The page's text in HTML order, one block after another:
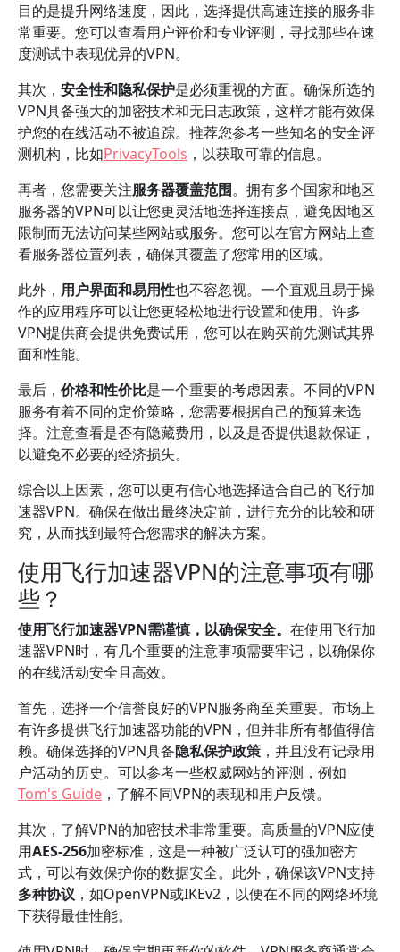
目的是提升网络速度，因此，选择提供高速连接的服务非
常重要。您可以查看用户评价和专业评测，寻找那些在速
度测试中表现优异的VPN。
其次， 安全性和隐私保护是必须重视的方面。确保所选的
VPN具备强大的加密技术和无日志政策，这样才能有效保
护您的在线活动不被追踪。推荐您参考一些知名的安全评
测机构，比如PrivacyTools ，以获取可靠的信息。
再者，您需要关注服务器覆盖范围。拥有多个国家和地区
服务器的VPN可以让您更灵活地选择连接点，避免因地区
限制而无法访问某些网站或服务。您可以在官方网站上查
看服务器位置列表，确保其覆盖了您常用的区域。
此外， 用户界面和易用性也不容忽视。一个直观且易于操
作的应用程序可以让您更轻松地进行设置和使用。许多
VPN提供商会提供免费试用，您可以在购买前先测试其界
面和性能。
最后， 价格和性价比是一个重要的考虑因素。不同的VPN
服务有着不同的定价策略，您需要根据自己的预算来选
择。注意查看是否有隐藏费用，以及是否提供退款保证，
以避免不必要的经济损失。
综合以上因素，您可以更有信心地选择适合自己的飞行加
速器VPN。确保在做出最终决定前，进行充分的比较和研
究，从而找到最符合您需求的解决方案。
使用飞行加速器VPN的注意事项有哪
些？
使用飞行加速器VPN需谨慎，以确保安全。 在使用飞行加
速器VPN时，有几个重要的注意事项需要牢记，以确保你
的在线活动安全且高效。
首先，选择一个信誉良好的VPN服务商至关重要。市场上
有许多提供飞行加速器功能的VPN，但并非所有都值得信
赖。确保选择的VPN具备隐私保护政策 ，并且没有记录用
户活动的历史。可以参考一些权威网站的评测，例如
Tom's Guide ，了解不同VPN的表现和用户反馈。
其次，了解VPN的加密技术非常重要。高质量的VPN应使
用AES-256加密标准，这是一种被广泛认可的强加密方
式，可以有效保护你的数据安全。此外，确保该VPN支持
多种协议 ，如OpenVPN或IKEv2，以便在不同的网络环境
下获得最佳性能。